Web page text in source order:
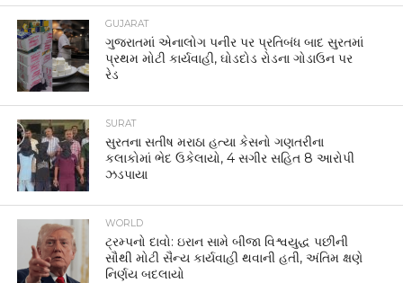
GUJARAT
ગુજરાતમાં એનાલોગ પનીર પર પ્રતિબંધ બાદ સુરતમાં
પ્રથમ મોટી કાર્યવાહી, ઘોડદોડ રોડના ગોડાઉન પર
રેડ
SURAT
સુરતના સતીષ મરાઠા હત્યા કેસનો ગણતરીના
કલાકોમાં ભેદ ઉકેલાયો, 4 સગીર સહિત 8 આરોપી
ઝડપાયા
WORLD
ટ્રમ્પનો દાવો: ઇરાન સામે બીજા વિશ્વયુદ્ધ પછીની
સૌથી મોટી સૈન્ય કાર્યવાહી થવાની હતી, અંતિમ ક્ષણે
નિર્ણય બદલાયો